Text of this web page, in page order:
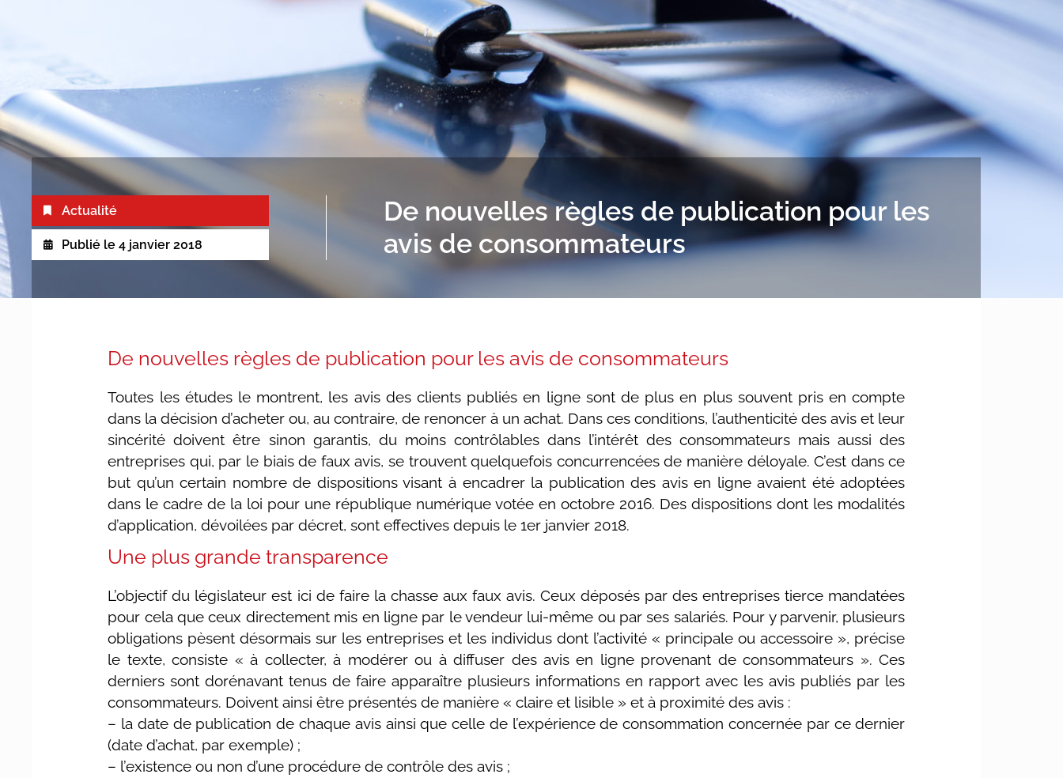
Actualité
Publié le 4 janvier 2018
De nouvelles règles de publication pour les
avis de consommateurs
De nouvelles règles de publication pour les avis de consommateurs
Toutes les études le montrent, les avis des clients publiés en ligne sont de plus en plus souvent pris en compte
dans la décision d’acheter ou, au contraire, de renoncer à un achat. Dans ces conditions, l’authenticité des avis et leur
sincérité doivent être sinon garantis, du moins contrôlables dans l’intérêt des consommateurs mais aussi des
entreprises qui, par le biais de faux avis, se trouvent quelquefois concurrencées de manière déloyale. C’est dans ce
but qu’un certain nombre de dispositions visant à encadrer la publication des avis en ligne avaient été adoptées
dans le cadre de la loi pour une république numérique votée en octobre 2016. Des dispositions dont les modalités
d’application, dévoilées par décret, sont effectives depuis le 1er janvier 2018.
Une plus grande transparence
L’objectif du législateur est ici de faire la chasse aux faux avis. Ceux déposés par des entreprises tierce mandatées
pour cela que ceux directement mis en ligne par le vendeur lui-même ou par ses salariés. Pour y parvenir, plusieurs
obligations pèsent désormais sur les entreprises et les individus dont l’activité « principale ou accessoire », précise
le texte, consiste « à collecter, à modérer ou à diffuser des avis en ligne provenant de consommateurs ». Ces
derniers sont dorénavant tenus de faire apparaître plusieurs informations en rapport avec les avis publiés par les
consommateurs. Doivent ainsi être présentés de manière « claire et lisible » et à proximité des avis :
– la date de publication de chaque avis ainsi que celle de l’expérience de consommation concernée par ce dernier
(date d’achat, par exemple) ;
– l’existence ou non d’une procédure de contrôle des avis ;